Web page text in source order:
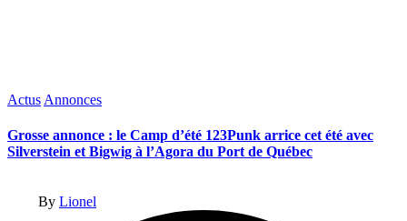
Posted
Actus Annonces
Grosse annonce : le Camp d’été 123Punk arrice cet été avec
Silverstein et Bigwig à l’Agora du Port de Québec
By Lionel